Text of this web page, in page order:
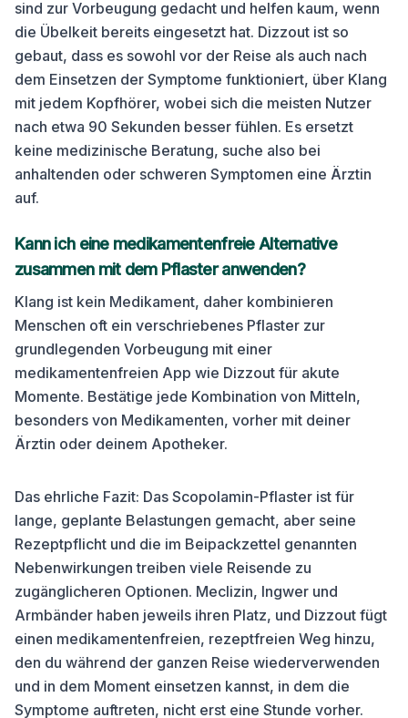
sind zur Vorbeugung gedacht und helfen kaum, wenn
die Übelkeit bereits eingesetzt hat. Dizzout ist so
gebaut, dass es sowohl vor der Reise als auch nach
dem Einsetzen der Symptome funktioniert, über Klang
mit jedem Kopfhörer, wobei sich die meisten Nutzer
nach etwa 90 Sekunden besser fühlen. Es ersetzt
keine medizinische Beratung, suche also bei
anhaltenden oder schweren Symptomen eine Ärztin
auf.
Kann ich eine medikamentenfreie Alternative
zusammen mit dem Pflaster anwenden?
Klang ist kein Medikament, daher kombinieren
Menschen oft ein verschriebenes Pflaster zur
grundlegenden Vorbeugung mit einer
medikamentenfreien App wie Dizzout für akute
Momente. Bestätige jede Kombination von Mitteln,
besonders von Medikamenten, vorher mit deiner
Ärztin oder deinem Apotheker.
Das ehrliche Fazit: Das Scopolamin-Pflaster ist für
lange, geplante Belastungen gemacht, aber seine
Rezeptpflicht und die im Beipackzettel genannten
Nebenwirkungen treiben viele Reisende zu
zugänglicheren Optionen. Meclizin, Ingwer und
Armbänder haben jeweils ihren Platz, und Dizzout fügt
einen medikamentenfreien, rezeptfreien Weg hinzu,
den du während der ganzen Reise wiederverwenden
und in dem Moment einsetzen kannst, in dem die
Symptome auftreten, nicht erst eine Stunde vorher.